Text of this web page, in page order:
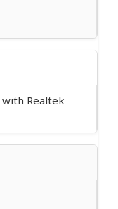
Realtek